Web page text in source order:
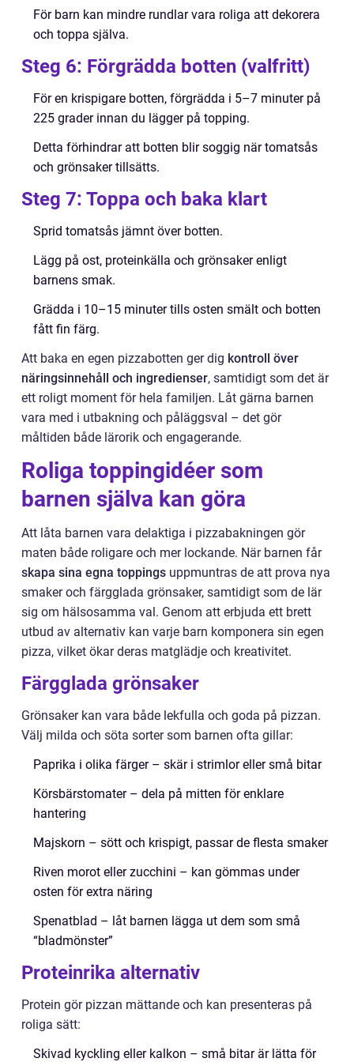
För barn kan mindre rundlar vara roliga att dekorera
och toppa själva.
Steg 6: Förgrädda botten (valfritt)
För en krispigare botten, förgrädda i 5–7 minuter på
225 grader innan du lägger på topping.
Detta förhindrar att botten blir soggig när tomatsås
och grönsaker tillsätts.
Steg 7: Toppa och baka klart
Sprid tomatsås jämnt över botten.
Lägg på ost, proteinkälla och grönsaker enligt
barnens smak.
Grädda i 10–15 minuter tills osten smält och botten
fått fin färg.
Att baka en egen pizzabotten ger dig kontroll över
näringsinnehåll och ingredienser, samtidigt som det är
ett roligt moment för hela familjen. Låt gärna barnen
vara med i utbakning och påläggsval – det gör
måltiden både lärorik och engagerande.
Roliga toppingidéer som
barnen själva kan göra
Att låta barnen vara delaktiga i pizzabakningen gör
maten både roligare och mer lockande. När barnen får
skapa sina egna toppings uppmuntras de att prova nya
smaker och färgglada grönsaker, samtidigt som de lär
sig om hälsosamma val. Genom att erbjuda ett brett
utbud av alternativ kan varje barn komponera sin egen
pizza, vilket ökar deras matglädje och kreativitet.
Färgglada grönsaker
Grönsaker kan vara både lekfulla och goda på pizzan.
Välj milda och söta sorter som barnen ofta gillar:
Paprika i olika färger – skär i strimlor eller små bitar
Körsbärstomater – dela på mitten för enklare
hantering
Majskorn – sött och krispigt, passar de flesta smaker
Riven morot eller zucchini – kan gömmas under
osten för extra näring
Spenatblad – låt barnen lägga ut dem som små
“bladmönster”
Proteinrika alternativ
Protein gör pizzan mättande och kan presenteras på
roliga sätt:
Skivad kyckling eller kalkon – små bitar är lätta för